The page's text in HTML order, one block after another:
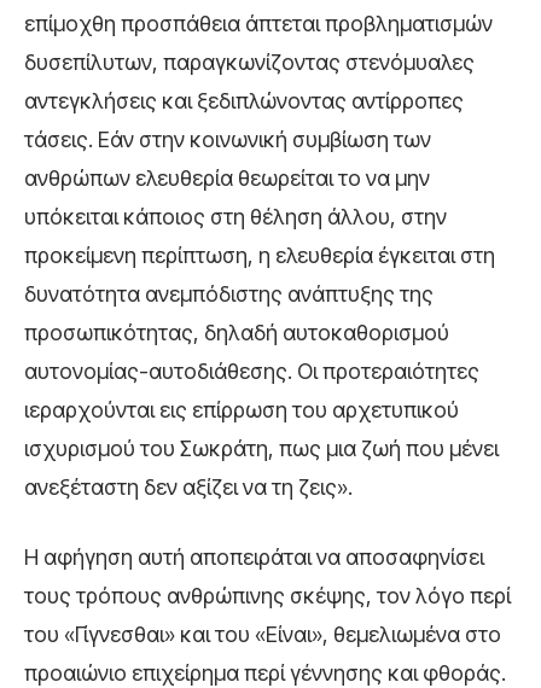
επίμοχθη προσπάθεια άπτεται προβληματισμών
δυσεπίλυτων, παραγκωνίζοντας στενόμυαλες
αντεγκλήσεις και ξεδιπλώνοντας αντίρροπες
τάσεις. Εάν στην κοινωνική συμβίωση των
ανθρώπων ελευθερία θεωρείται το να μην
υπόκειται κάποιος στη θέληση άλλου, στην
προκείμενη περίπτωση, η ελευθερία έγκειται στη
δυνατότητα ανεμπόδιστης ανάπτυξης της
προσωπικότητας, δηλαδή αυτοκαθορισμού
αυτονομίας-αυτοδιάθεσης. Οι προτεραιότητες
ιεραρχούνται εις επίρρωση του αρχετυπικού
ισχυρισμού του Σωκράτη, πως μια ζωή που μένει
ανεξέταστη δεν αξίζει να τη ζεις».
Η αφήγηση αυτή αποπειράται να αποσαφηνίσει
τους τρόπους ανθρώπινης σκέψης, τον λόγο περί
του «Γίγνεσθαι» και του «Είναι», θεμελιωμένα στο
προαιώνιο επιχείρημα περί γέννησης και φθοράς.